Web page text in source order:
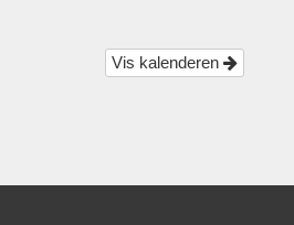
Vis kalenderen